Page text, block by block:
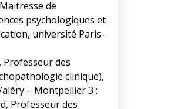
de
psychologiques et
université Paris-
Professeur des
clinique),
– Montpellier 3 ;
Professeur des